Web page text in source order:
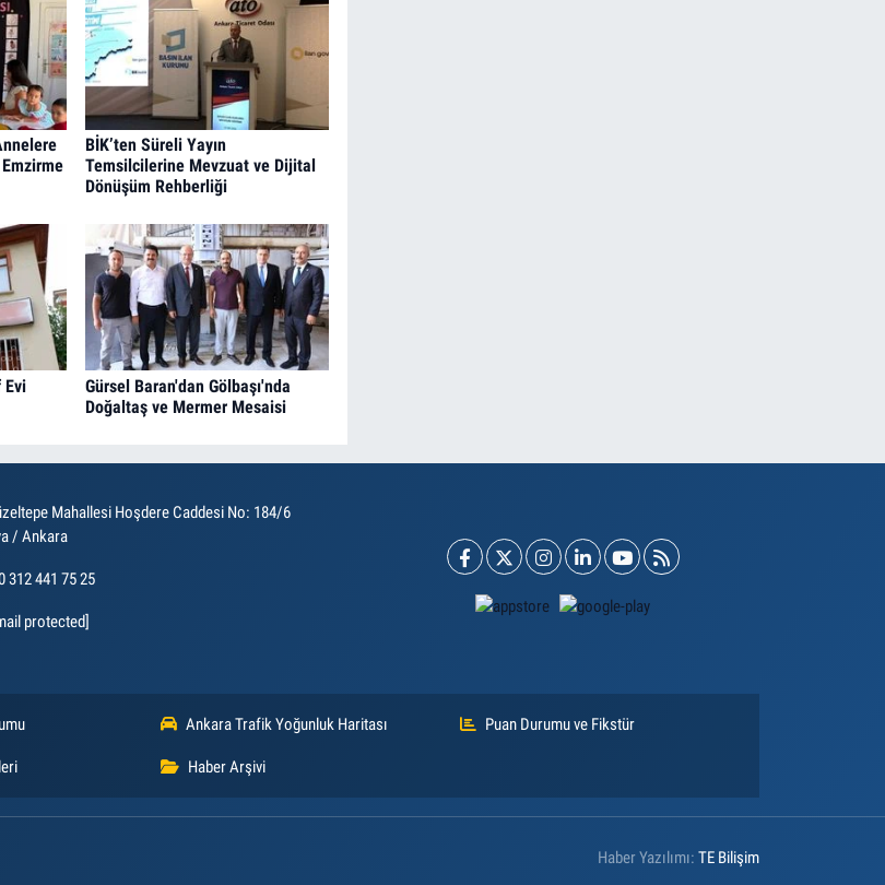
BİK’ten Süreli Yayın
Temsilcilerine Mevzuat ve Dijital
Dönüşüm Rehberliği
Evi
Gürsel Baran'dan Gölbaşı'nda
Doğaltaş ve Mermer Mesaisi
Mahallesi Hoşdere Caddesi No: 184/6
/ Ankara
312 441 75 25
protected]
Ankara Trafik Yoğunluk Haritası Puan Durumu ve Fikstür
Haber Arşivi
Haber Yazılımı:TE Bilişim